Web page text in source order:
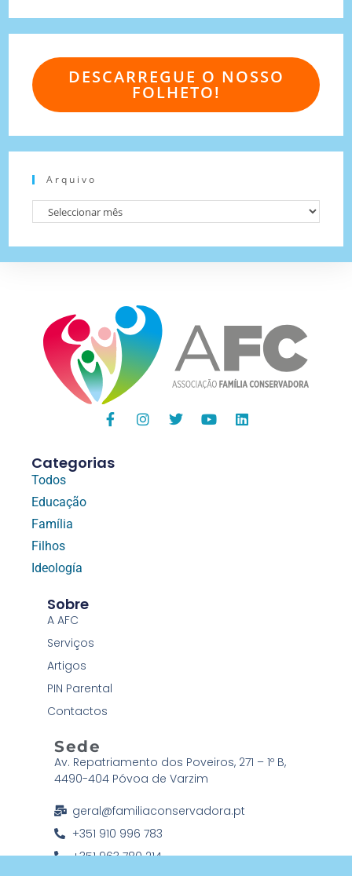
DESCARREGUE O NOSSO
FOLHETO!
Arquivo
Categorias
Todos
Educação
Família
Filhos
Ideología
Sobre
A AFC
Serviços
Artigos
PIN Parental
Contactos
Sede
Av. Repatriamento dos Poveiros, 271 – 1º B,
4490-404 Póvoa de Varzim
geral@familiaconservadora.pt
+351 910 996 783
+351 963 780 214